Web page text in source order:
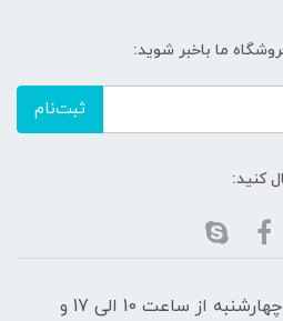
ما باخبر شوید:
ثبت‌نام
کنید:
زمان پاسخگویی از شنبه تا چهارشنبه از ساعت 10 الی 17 و